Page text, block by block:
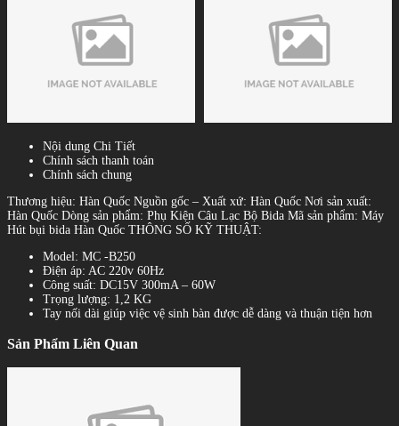
Nội dung Chi Tiết
Chính sách thanh toán
Chính sách chung
Thương hiệu: Hàn Quốc Nguồn gốc – Xuất xứ: Hàn Quốc Nơi sản xuất:
Hàn Quốc Dòng sản phẩm: Phụ Kiện Câu Lạc Bộ Bida Mã sản phẩm: Máy
Hút bụi bida Hàn Quốc THÔNG SỐ KỸ THUẬT:
Model: MC -B250
Điện áp: AC 220v 60Hz
Công suất: DC15V 300mA – 60W
Trọng lượng: 1,2 KG
Tay nối dài giúp việc vệ sinh bàn được dễ dàng và thuận tiện hơn
Sản Phẩm Liên Quan